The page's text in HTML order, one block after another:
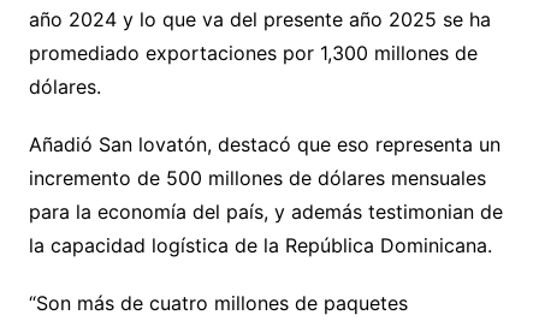
año 2024 y lo que va del presente año 2025 se ha
promediado exportaciones por 1,300 millones de
dólares.
Añadió San lovatón, destacó que eso representa un
incremento de 500 millones de dólares mensuales
para la economía del país, y además testimonian de
la capacidad logística de la República Dominicana.
“Son más de cuatro millones de paquetes